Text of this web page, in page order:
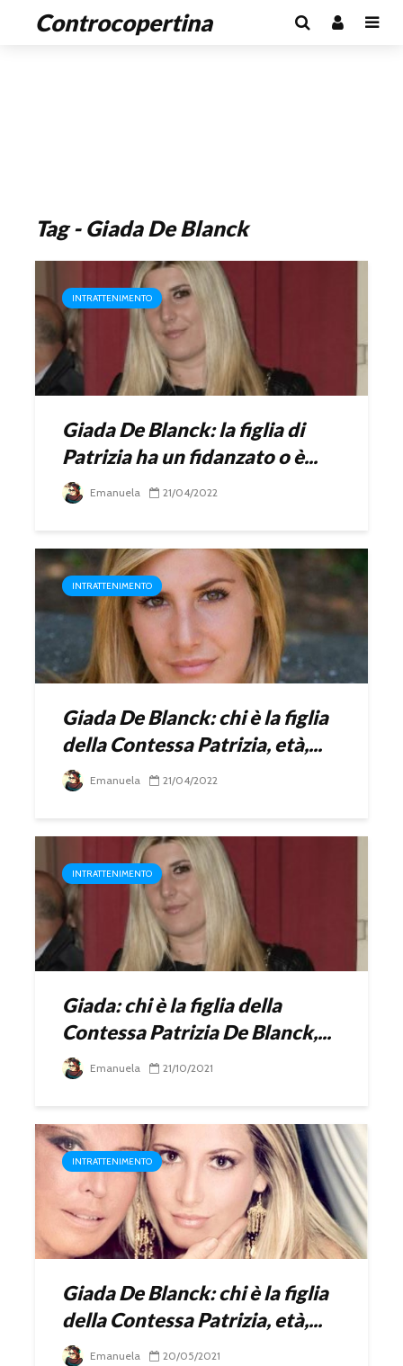
Controcopertina
Tag - Giada De Blanck
INTRATTENIMENTO
Giada De Blanck: la figlia di
Patrizia ha un fidanzato o è...
Emanuela 21/04/2022
INTRATTENIMENTO
Giada De Blanck: chi è la figlia
della Contessa Patrizia, età,...
Emanuela 21/04/2022
INTRATTENIMENTO
Giada: chi è la figlia della
Contessa Patrizia De Blanck,...
Emanuela 21/10/2021
INTRATTENIMENTO
Giada De Blanck: chi è la figlia
della Contessa Patrizia, età,...
Emanuela 20/05/2021